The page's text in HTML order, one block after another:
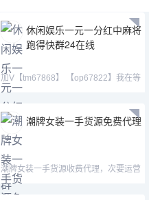
休闲娱乐一元一分红中麻将
跑得快群24在线
加V【tm67868】 【op67822】我在等
一个人，想要打牌的人
潮牌女装一手货源免费代理
潮牌女装一手货源收费代理，次要运营
Converse，KAWS，TNF，KEN